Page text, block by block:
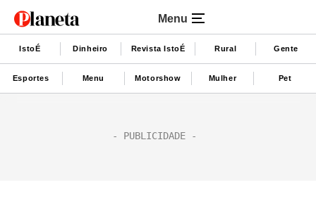
Menu
IstoÉ Dinheiro Revista IstoÉ Rural Gente
Esportes Menu Motorshow Mulher Pet